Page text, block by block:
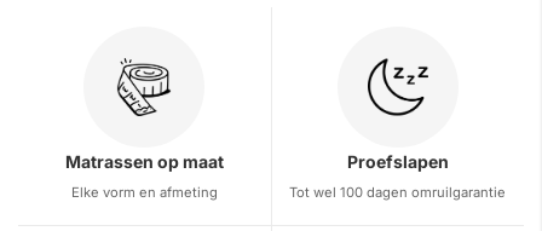
Matrassen op maat
Elke vorm en afmeting
Proefslapen
Tot wel 100 dagen omruilgarantie